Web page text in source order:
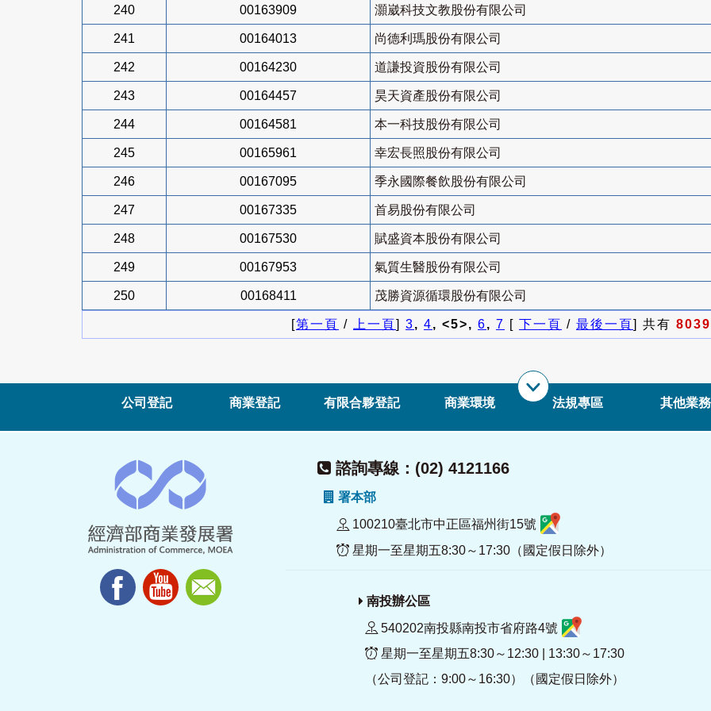
240 00163909 灝崴科技文教股份有限公司
241 00164013 尚德利瑪股份有限公司
242 00164230 道謙投資股份有限公司
243 00164457 昊天資產股份有限公司
244 00164581 本一科技股份有限公司
245 00165961 幸宏長照股份有限公司
246 00167095 季永國際餐飲股份有限公司
247 00167335 首易股份有限公司
248 00167530 賦盛資本股份有限公司
249 00167953 氣質生醫股份有限公司
250 00168411 茂勝資源循環股份有限公司
[第一頁 / 上一頁] 3, 4, <5>, 6, 7 [ 下一頁 / 最後一頁] 共有 8039
公司登記 商業登記 有限合夥登記 商業環境 法規專區 其他業務
諮詢專線：(02) 4121166
署本部
100210臺北市中正區福州街15號
星期一至星期五8:30～17:30（國定假日除外）
南投辦公區
540202南投縣南投市省府路4號
星期一至星期五8:30～12:30 | 13:30～17:30
（公司登記：9:00～16:30）（國定假日除外）